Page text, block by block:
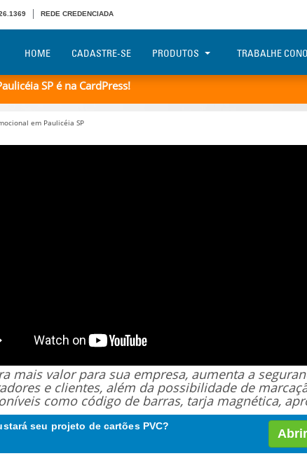
REDE CREDENCIADA
HOME CADASTRE-SE PRODUTOS TRABALHE
SP é na CardPress!
em Paulicéia SP
mais valor para sua empresa, aumenta a
e clientes, além da possibilidade de
como código de barras, tarja magnética,
seu projeto de cartões PVC?